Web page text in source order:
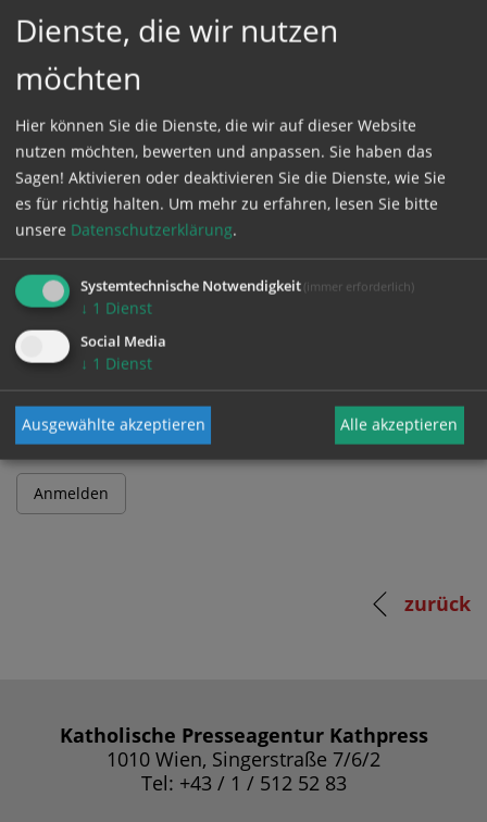
ProduktKathpress_online.
GESCHÜTZTER BEREICH
Bitte melden Sie sich mit Ihrem Benutzernamen
und Passwort an.
Benutzername
Passwort
zurück
Katholische Presseagentur Kathpress
1010 Wien, Singerstraße 7/6/2
Tel: +43 / 1 / 512 52 83
Dienste, die wir nutzen
möchten
Hier können Sie die Dienste, die wir auf dieser Website
nutzen möchten, bewerten und anpassen. Sie haben das
Sagen! Aktivieren oder deaktivieren Sie die Dienste, wie Sie
es für richtig halten. Um mehr zu erfahren, lesen Sie bitte
unsere Datenschutzerklärung.
Systemtechnische Notwendigkeit (immer erforderlich)
↓ 1 Dienst
Social Media
↓ 1 Dienst
Ausgewählte akzeptieren Alle akzeptieren